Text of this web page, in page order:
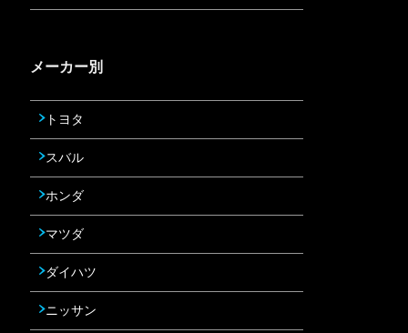
メーカー別
トヨタ
スバル
ホンダ
マツダ
ダイハツ
ニッサン